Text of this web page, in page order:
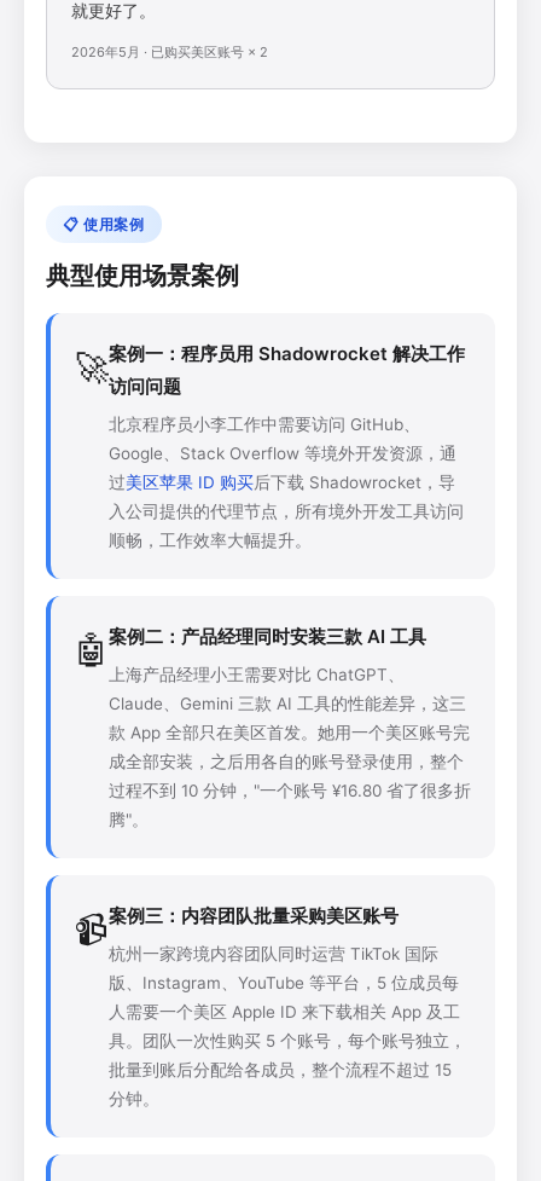
就更好了。
2026年5月 · 已购买美区账号 × 2
📋 使用案例
典型使用场景案例
🚀案例一：程序员用 Shadowrocket 解决工作
访问问题
北京程序员小李工作中需要访问 GitHub、
Google、Stack Overflow 等境外开发资源，通
过美区苹果 ID 购买后下载 Shadowrocket，导
入公司提供的代理节点，所有境外开发工具访问
顺畅，工作效率大幅提升。
🤖 案例二：产品经理同时安装三款 AI 工具
上海产品经理小王需要对比 ChatGPT、
Claude、Gemini 三款 AI 工具的性能差异，这三
款 App 全部只在美区首发。她用一个美区账号完
成全部安装，之后用各自的账号登录使用，整个
过程不到 10 分钟，"一个账号 ¥16.80 省了很多折
腾"。
📹案例三：内容团队批量采购美区账号
杭州一家跨境内容团队同时运营 TikTok 国际
版、Instagram、YouTube 等平台，5 位成员每
人需要一个美区 Apple ID 来下载相关 App 及工
具。团队一次性购买 5 个账号，每个账号独立，
批量到账后分配给各成员，整个流程不超过 15
分钟。